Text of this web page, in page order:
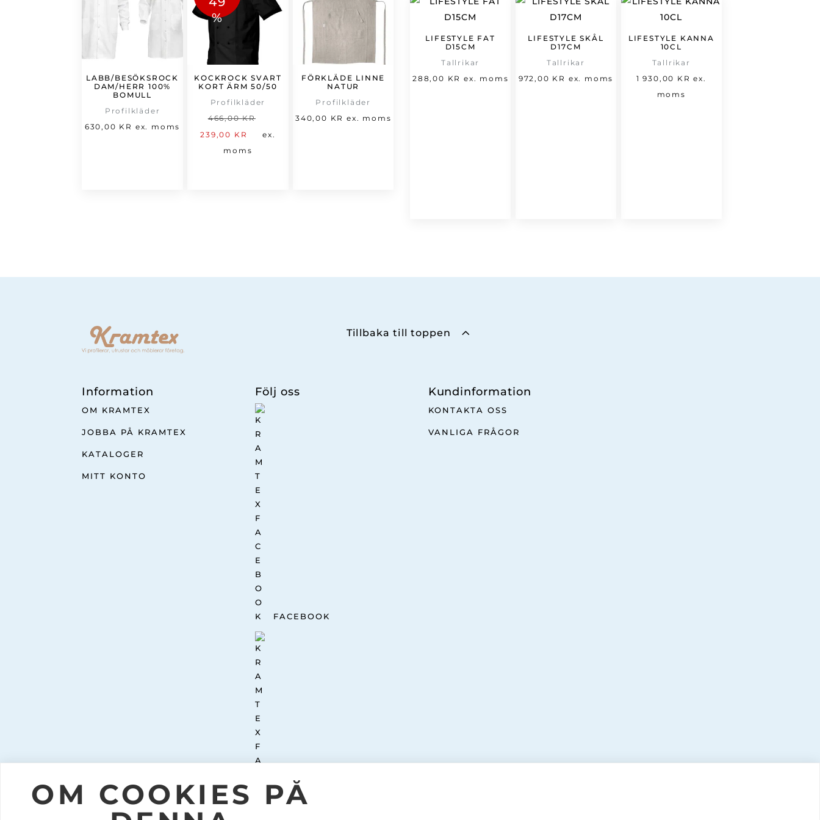
OM COOKIES PÅ
LABB/BESÖKSROCK
DAM/HERR 100%
BOMULL
Profilkläder
630,00 KR ex. moms
%
KOCKROCK SVART
KORT ÄRM 50/50
Profilkläder
466,00KR
ursprungliga
239,00 KR
Det
ex.
moms
FÖRKLÄDE LINNE
NATUR
Profilkläder
340,00 KR ex. moms
LIFESTYLE FAT
D15CM
Tallrikar
288,00 KR ex. moms
LIFESTYLE SKÅL
D17CM
Tallrikar
972,00 KR ex. moms
LIFESTYLE KANNA
10CL
Tallrikar
1 930,00 KR ex.
moms
Tillbaka till toppen
Information
OM KRAMTEX
JOBBA PÅ KRAMTEX
KATALOGER
MITT KONTO
Följ oss
FACEBOOK
Kundinformation
KONTAKTA OSS
VANLIGA FRÅGOR